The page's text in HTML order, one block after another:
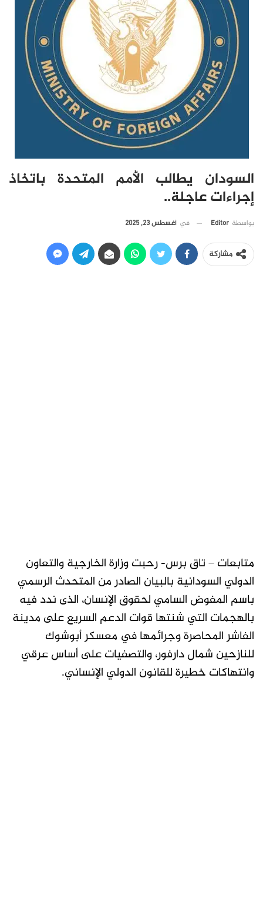
السودان يطالب الأمم المتحدة باتخاذ
إجراءات عاجلة..
بواسطة Editor في أغسطس 23, 2025
مشاركة
متابعات – تاق برس- رحبت وزارة الخارجية والتعاون
الدولي السودانية بالبيان الصادر من المتحدث الرسمي
باسم المفوض السامي لحقوق الإنسان، الذى ندد فيه
بالهجمات التي شنتها قوات الدعم السريع على مدينة
الفاشر المحاصرة وجرائمها في معسكر أبوشوك
للنازحين شمال دارفور، والتصفيات على أساس عرقي
وانتهاكات خطيرة للقانون الدولي الإنساني.